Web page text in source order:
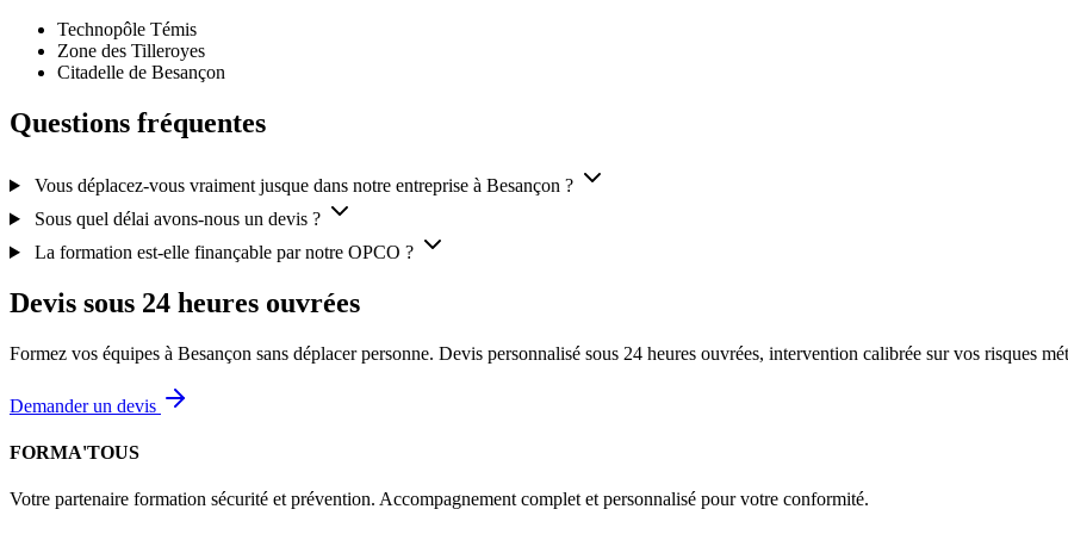
Technopôle Témis
Zone des Tilleroyes
Citadelle de Besançon
Questions fréquentes
Vous déplacez-vous vraiment jusque dans notre entreprise à Besançon ?
Sous quel délai avons-nous un devis ?
La formation est-elle finançable par notre OPCO ?
Devis sous 24 heures ouvrées
Formez vos équipes à Besançon sans déplacer personne. Devis personnalisé sous 24 heures ouvrées, intervention calibrée sur vos risques
Demander un devis
FORMA'TOUS
Votre partenaire formation sécurité et prévention. Accompagnement complet et personnalisé pour votre conformité.